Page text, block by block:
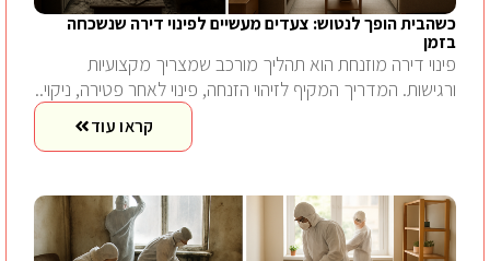
כשהבית הופך לנטוש: צעדים מעשיים לפינוי דירה שנשכחה
בזמן
פינוי דירה מוזנחת הוא תהליך מורכב שמצריך מקצועיות
ורגישות. המדריך המקיף לזיהוי הזנחה, פינוי לאחר פטירה, ניקוי..
קראו עוד